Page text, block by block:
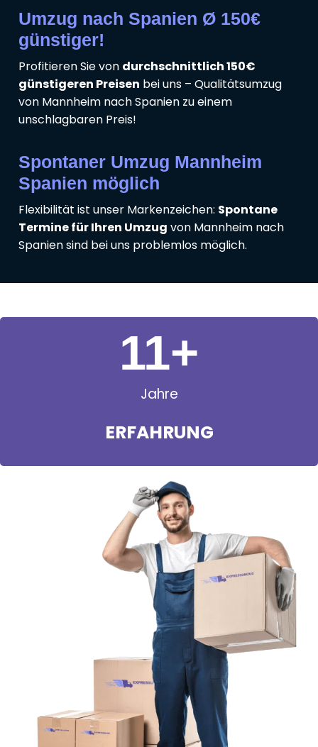
Umzug nach Spanien Ø 150€
günstiger!
Profitieren Sie von durchschnittlich 150€
günstigeren Preisen bei uns – Qualitätsumzug
von Mannheim nach Spanien zu einem
unschlagbaren Preis!
Spontaner Umzug Mannheim
Spanien möglich
Flexibilität ist unser Markenzeichen: Spontane
Termine für Ihren Umzug von Mannheim nach
Spanien sind bei uns problemlos möglich.
Jahre
ERFAHRUNG
11+